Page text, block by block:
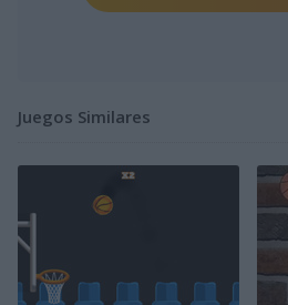
Juegos Similares